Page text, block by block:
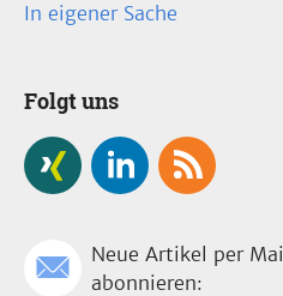
In eigener Sache
Folgt uns
Neue Artikel per Mail
abonnieren: